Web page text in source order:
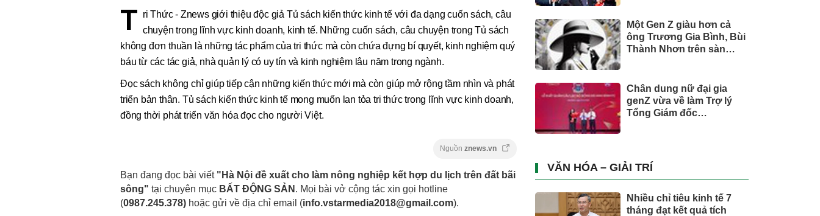
T ri Thức - Znews giới thiệu độc giả Tủ sách kiến thức kinh tế với đa dạng cuốn sách, câu
chuyện trong lĩnh vực kinh doanh, kinh tế. Những cuốn sách, câu chuyện trong Tủ sách
không đơn thuần là những tác phẩm của tri thức mà còn chứa đựng bí quyết, kinh nghiệm quý
báu từ các tác giả, nhà quản lý có uy tín và kinh nghiệm lâu năm trong ngành.
Đọc sách không chỉ giúp tiếp cận những kiến thức mới mà còn giúp mở rộng tầm nhìn và phát
triển bản thân. Tủ sách kiến thức kinh tế mong muốn lan tỏa tri thức trong lĩnh vực kinh doanh,
đồng thời phát triển văn hóa đọc cho người Việt.
Nguồn znews.vn
Bạn đang đọc bài viết "Hà Nội đề xuất cho làm nông nghiệp kết hợp du lịch trên đất bãi
sông" tại chuyên mục BẤT ĐỘNG SẢN . Mọi bài vở cộng tác xin gọi hotline
(0987.245.378) hoặc gửi về địa chỉ email (info.vstarmedia2018@gmail.com).
Một Gen Z giàu hơn cả
ông Trương Gia Bình, Bùi
Thành Nhơn trên sàn
Chân dung nữ đại gia
genZ vừa về làm Trợ lý
Tổng Giám đốc
trụ, nắm giữ khối tài sản
hàng nghìn tỷ
VĂN HÓA – GIẢI TRÍ
Nhiều chỉ tiêu kinh tế 7
tháng đạt kết quả tích